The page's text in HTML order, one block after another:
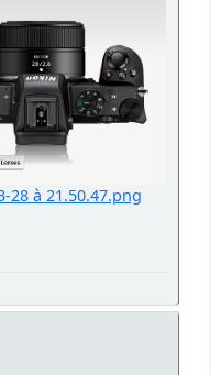
28 à 21.50.47.png